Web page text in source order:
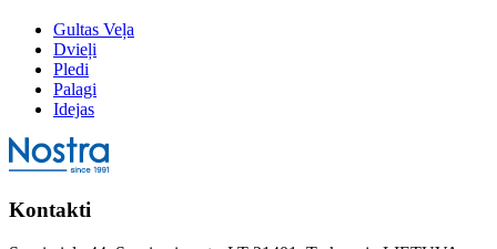
Gultas Veļa
Dvieļi
Pledi
Palagi
Idejas
Kontakti